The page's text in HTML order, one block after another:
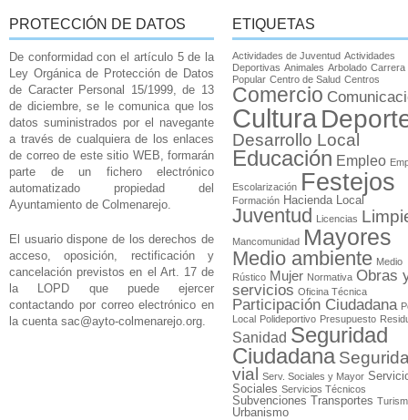
PROTECCIÓN DE DATOS
De conformidad con el artículo 5 de la
Ley Orgánica de Protección de Datos
de Caracter Personal 15/1999, de 13
de diciembre, se le comunica que los
datos suministrados por el navegante
a través de cualquiera de los enlaces
de correo de este sitio WEB, formarán
parte de un fichero electrónico
automatizado propiedad del
Ayuntamiento de Colmenarejo.
El usuario dispone de los derechos de
acceso, oposición, rectificación y
cancelación previstos en el Art. 17 de
la LOPD que puede ejercer
contactando por correo electrónico en
la cuenta sac@ayto-colmenarejo.org.
ETIQUETAS
Actividades de Juventud Actividades
Deportivas Animales Arbolado Carrera
Popular Centro de Salud Centros
Comercio
Cultura
Desarrollo Local
Educación Empleo
Escolarización Festejos
Formación Hacienda Local
Juventud Licencias
Mancomunidad Mayores
Medio ambiente Medio
Rústico Mujer Normativa Obras
servicios Oficina Técnica
Participación Ciudadana
Local Polideportivo Presupuesto
Sanidad Seguridad
Ciudadana
vial
Serv. Sociales y Mayor
Sociales Servicios Técnicos
Subvenciones Transportes
Urbanismo